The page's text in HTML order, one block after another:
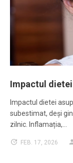
Impactul
Impactul dietei
subestimat, deși
zilnic. Inflamația,…
FEB. 17, 2026